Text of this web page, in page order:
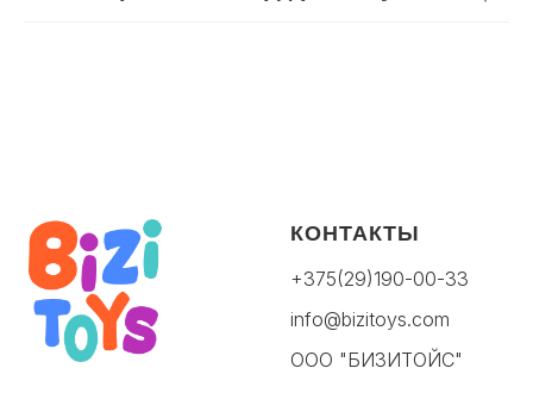
КОНТАКТЫ
+375(29)190-00-33
info@bizitoys.com
ООО "БИЗИТОЙС"